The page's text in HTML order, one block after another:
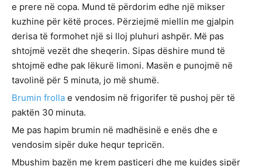
e prere në copa. Mund të përdorim edhe një mikser
kuzhine për këtë proces. Përziejmë miellin me gjalpin
derisa të formohet një si lloj pluhuri ashpër. Më pas
shtojmë vezët dhe sheqerin. Sipas dëshire mund të
shtojmë edhe pak lëkurë limoni. Masën e punojmë në
tavolinë për 5 minuta, jo më shumë.
Brumin frolla e vendosim në frigorifer të pushoj për të
paktën 30 minuta.
Me pas hapim brumin në madhësinë e enës dhe e
vendosim sipër duke hequr tepricën.
Mbushim bazën me krem pastiçeri dhe me kujdes sipër